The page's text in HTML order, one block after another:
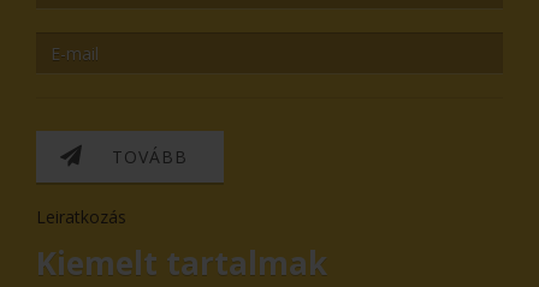
TOVÁBB
Leiratkozás
Kiemelt tartalmak